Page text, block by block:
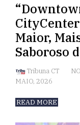
Maior,
Saboroso
Tribuna CT
MAIO, 2026
READ MORE